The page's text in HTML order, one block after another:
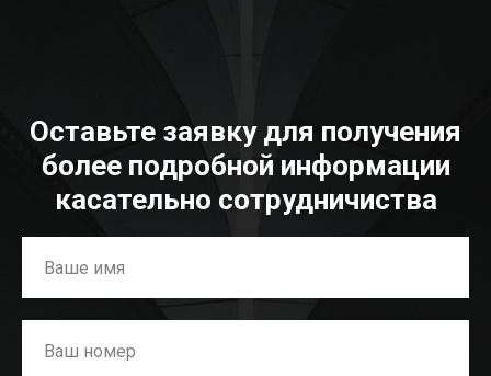
Оставьте заявку для получения
более подробной информации
касательно сотрудничиства